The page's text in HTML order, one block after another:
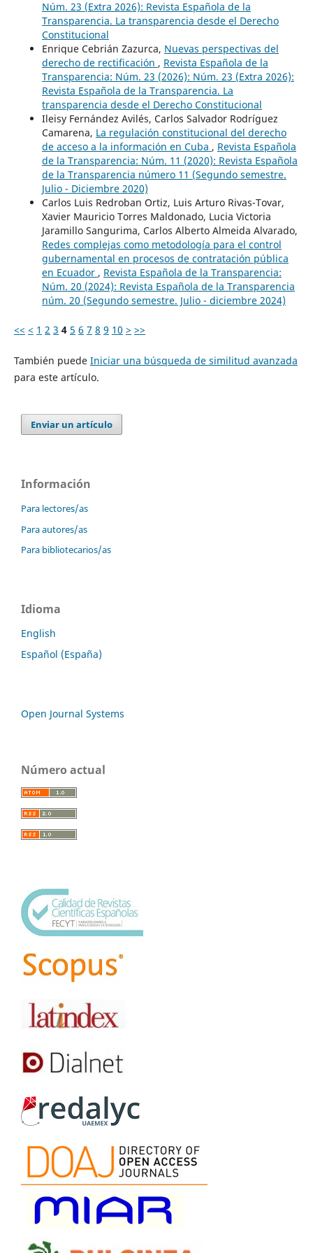
Núm. 23 (Extra 2026): Revista Española de la
Transparencia. La transparencia desde el Derecho
Constitucional
Enrique Cebrián Zazurca, Nuevas perspectivas del
derecho de rectificación , Revista Española de la
Transparencia: Núm. 23 (2026): Núm. 23 (Extra 2026):
Revista Española de la Transparencia. La
transparencia desde el Derecho Constitucional
Ileisy Fernández Avilés, Carlos Salvador Rodríguez
Camarena, La regulación constitucional del derecho
de acceso a la información en Cuba , Revista Española
de la Transparencia: Núm. 11 (2020): Revista Española
de la Transparencia número 11 (Segundo semestre.
Julio - Diciembre 2020)
Carlos Luis Redroban Ortiz, Luis Arturo Rivas-Tovar,
Xavier Mauricio Torres Maldonado, Lucia Victoria
Jaramillo Sangurima, Carlos Alberto Almeida Alvarado,
Redes complejas como metodología para el control
gubernamental en procesos de contratación pública
en Ecuador , Revista Española de la Transparencia:
Núm. 20 (2024): Revista Española de la Transparencia
núm. 20 (Segundo semestre. Julio - diciembre 2024)
<< < 1 2 3 4 5 6 7 8 9 10 > >>
También puede Iniciar una búsqueda de similitud avanzada
para este artículo.
Enviar un artículo
Información
Para lectores/as
Para autores/as
Para bibliotecarios/as
Idioma
English
Español (España)
Open Journal Systems
Número actual